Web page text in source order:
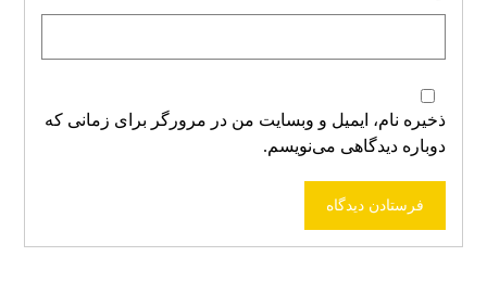
ذخیره نام، ایمیل و وبسایت من در مرورگر برای زمانی که
دوباره دیدگاهی می‌نویسم.